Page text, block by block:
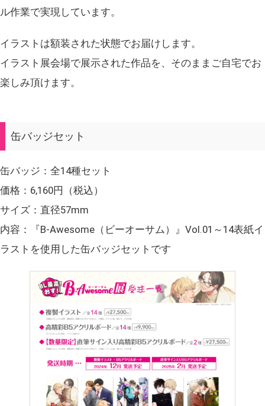
ル作業で実現しています。
イラストは額装された状態でお届けします。
イラスト展会場で展示された作品を、そのままご自宅でお
楽しみ頂けます。
缶バッジセット
缶バッジ：全14種セット
価格：6,160円（税込）
サイズ：直径57mm
内容：『B-Awesome（ビーオーサム）』Vol.01～14表紙イ
ラストを使用した缶バッジセットです